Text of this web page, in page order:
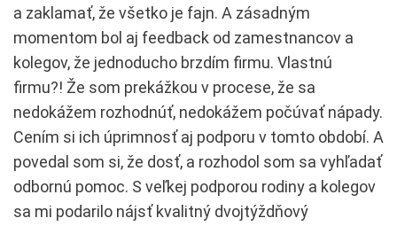
a zaklamať, že všetko je fajn. A zásadným
momentom bol aj feedback od zamestnancov a
kolegov, že jednoducho brzdím firmu. Vlastnú
firmu?! Že som prekážkou v procese, že sa
nedokážem rozhodnúť, nedokážem počúvať nápady.
Cením si ich úprimnosť aj podporu v tomto období. A
povedal som si, že dosť, a rozhodol som sa vyhľadať
odbornú pomoc. S veľkej podporou rodiny a kolegov
sa mi podarilo nájsť kvalitný dvojtýždňový